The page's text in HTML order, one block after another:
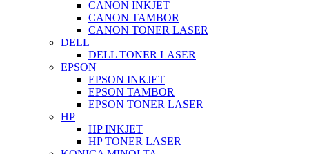
CANON INKJET
CANON TAMBOR
CANON TONER LASER
DELL
DELL TONER LASER
EPSON
EPSON INKJET
EPSON TAMBOR
EPSON TONER LASER
HP
HP INKJET
HP TONER LASER